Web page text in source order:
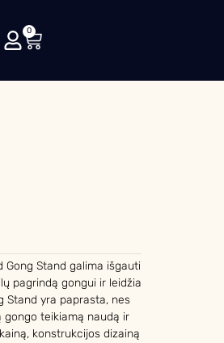
0
Gong Stand galima išgauti
pagrindą gongui ir leidžia
Stand yra paprasta, nes
gongo teikiamą naudą ir
konstrukcijos dizainą